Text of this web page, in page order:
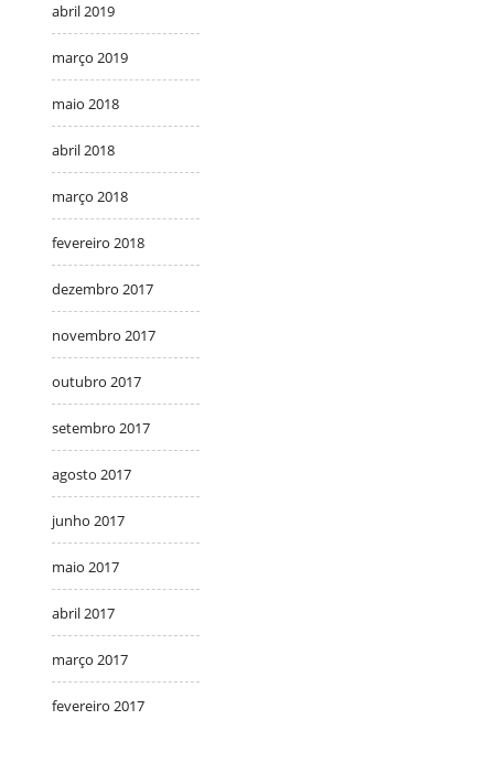
abril 2019
março 2019
maio 2018
abril 2018
março 2018
fevereiro 2018
dezembro 2017
novembro 2017
outubro 2017
setembro 2017
agosto 2017
junho 2017
maio 2017
abril 2017
março 2017
fevereiro 2017